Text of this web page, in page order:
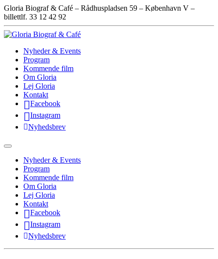
Gloria Biograf & Café – Rådhuspladsen 59 – København V –
billettlf. 33 12 42 92
Nyheder & Events
Program
Kommende film
Om Gloria
Lej Gloria
Kontakt
Facebook
Instagram
Nyhedsbrev
Nyheder & Events
Program
Kommende film
Om Gloria
Lej Gloria
Kontakt
Facebook
Instagram
Nyhedsbrev